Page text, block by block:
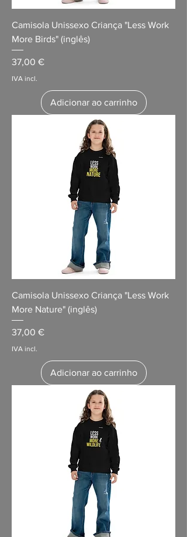
Camisola Unissexo Criança "Less Work
More Birds" (inglês)
Preço
37,00 €
IVA incl.
Adicionar ao carrinho
Camisola Unissexo Criança "Less Work
More Nature" (inglês)
Preço
37,00 €
IVA incl.
Adicionar ao carrinho